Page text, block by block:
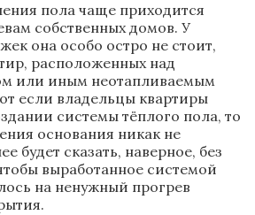
пола чаще приходится
собственных домов. У
она особо остро не стоит,
расположенных над
или иным неотапливаемым
если владельцы квартиры
системы тёплого пола, то
основания никак не
будет сказать, наверное, без
выработанное системой
на ненужный прогрев